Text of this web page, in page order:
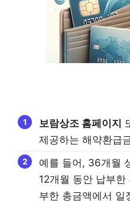
보람상조 홈페이지
제공하는 해약환급
예를 들어, 36개월
12개월 동안 납부
부한 총금액에서 일